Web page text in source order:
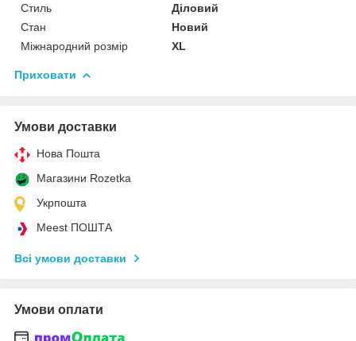
Стиль
Діловий
Стан
Новий
Міжнародний розмір
XL
Приховати
Умови доставки
Нова Пошта
Магазини Rozetka
Укрпошта
Meest ПОШТА
Всі умови доставки
Умови оплати